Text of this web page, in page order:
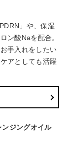
」や、保湿
ン酸Naを配合。
手入れをしたい
アとしても活躍
ジングオイル